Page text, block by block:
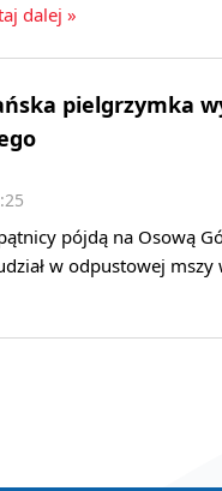
dalej »
pielgrzymka
pójdą na Osową
w odpustowej